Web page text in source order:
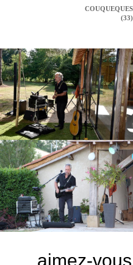
COUQUEQUES
(33)
aimez-